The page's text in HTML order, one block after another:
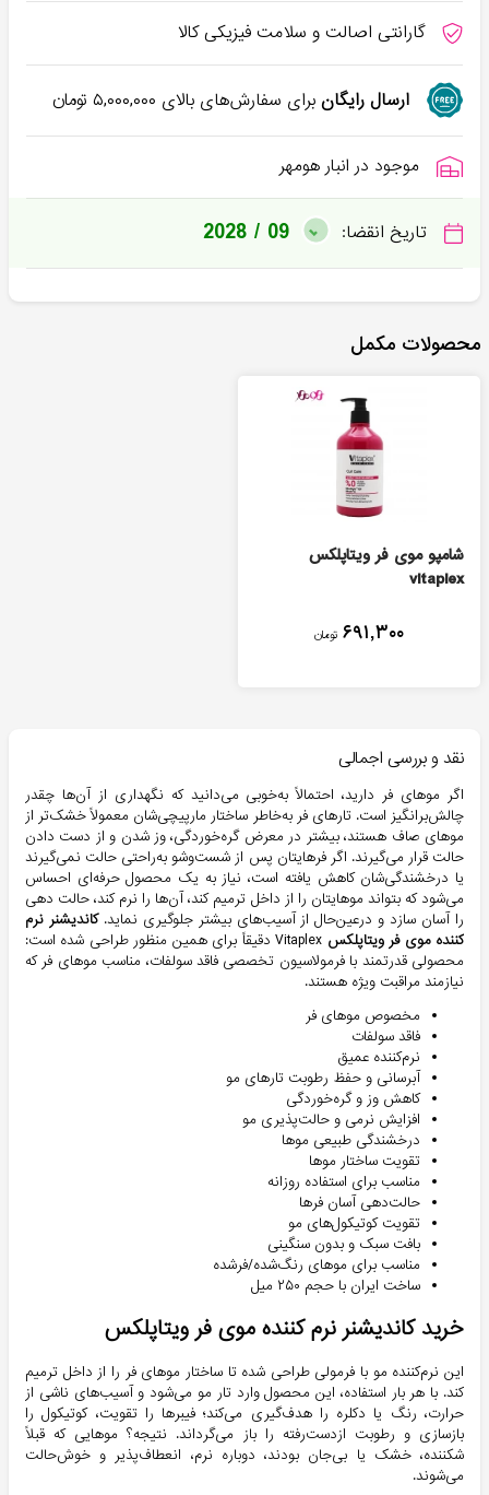
گارانتی اصالت و سلامت فیزیکی کالا
ارسال رایگانبرای سفارش‌های بالای ۵,۰۰۰,۰۰۰تومان
موجود در انبار هومهر
تاریخ انقضا: 2028 / 09
محصولات مکمل
شامپو موی فر ویتاپلکس
vitaplex
۶۹۱,۳۰۰ تومان
نقد و بررسی اجمالی
اگر موهای فر دارید، احتمالاً به‌خوبی می‌دانید که نگهداری از آن‌ها چقدر
چالش‌برانگیز است. تارهای فر به‌خاطر ساختار مارپیچی‌شان معمولاً خشک‌تر از
موهای صاف هستند، بیشتر در معرض گره‌خوردگی، وز شدن و از دست دادن
حالت قرار می‌گیرند. اگر فرهایتان پس از شست‌وشو به‌راحتی حالت نمی‌گیرند
یا درخشندگی‌شان کاهش یافته است، نیاز به یک محصول حرفه‌ای احساس
می‌شود که بتواند موهایتان را از داخل ترمیم کند، آن‌ها را نرم ‌کند، حالت دهی
را آسان سازد و درعین‌حال از آسیب‌های بیشتر جلوگیری نماید.کاندیشنر نرم
کننده موی فر ویتاپلکس
Vitaplex دقیقاً برای همین منظور طراحی شده است:
محصولی قدرتمند با فرمولاسیون تخصصی فاقد سولفات، مناسب موهای فر که
نیازمند مراقبت ویژه هستند.
مخصوص موهای فر
فاقد سولفات
نرم‌کننده عمیق
آبرسانی و حفظ رطوبت تارهای مو
کاهش وز و گره‌خوردگی
افزایش نرمی و حالت‌پذیری مو
درخشندگی طبیعی موها
تقویت ساختار موها
مناسب برای استفاده روزانه
حالت‌دهی آسان فرها
تقویت کوتیکول‌های مو
بافت سبک و بدون سنگینی
مناسب برای موهای رنگ‌شده/فرشده
ساخت ایران با حجم ۲۵۰ میل
خرید کاندیشنر نرم کننده موی فر ویتاپلکس
این نرم‌کننده مو با فرمولی طراحی شده تا ساختار موهای فر را از داخل ترمیم
کند. با هر بار استفاده، این محصول وارد تار مو می‌شود و آسیب‌های ناشی از
حرارت، رنگ یا دکلره را هدف‌گیری می‌کند؛ فیبرها را تقویت، کوتیکول را
بازسازی و رطوبت ازدست‌رفته را باز می‌گرداند. نتیجه؟ موهایی که قبلاً
شکننده، خشک یا بی‌جان بودند، دوباره نرم، انعطاف‌پذیر و خوش‌حالت
می‌شوند.